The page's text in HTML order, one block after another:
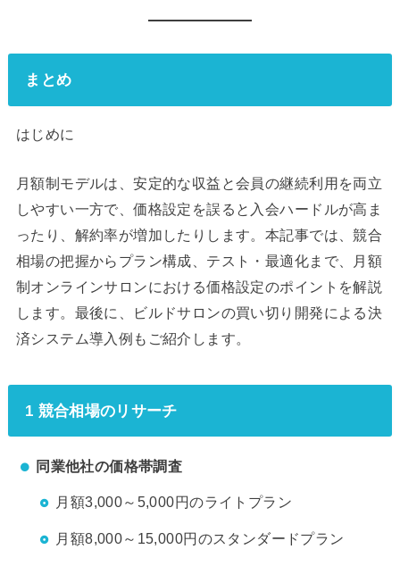
まとめ
はじめに
月額制モデルは、安定的な収益と会員の継続利用を両立
しやすい一方で、価格設定を誤ると入会ハードルが高ま
ったり、解約率が増加したりします。本記事では、競合
相場の把握からプラン構成、テスト・最適化まで、月額
制オンラインサロンにおける価格設定のポイントを解説
します。最後に、ビルドサロンの買い切り開発による決
済システム導入例もご紹介します。
1 競合相場のリサーチ
同業他社の価格帯調査
月額3,000～5,000円のライトプラン
月額8,000～15,000円のスタンダードプラン